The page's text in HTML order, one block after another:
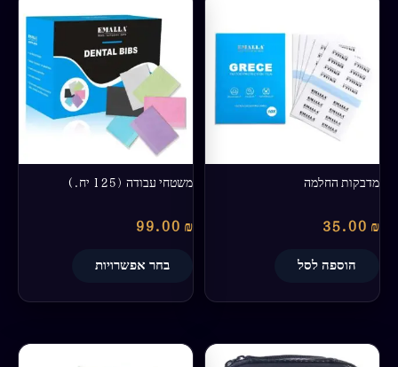
מדבקות החלמה
35.00 ₪
הוספה לסל
משטחי עבודה (125 יח.)
99.00 ₪
בחר אפשרויות
זה
מספר
סוגים.
ניתן
לבחור
בעמוד
המוצר